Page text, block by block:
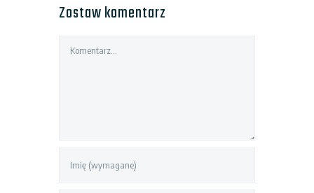
Zostaw komentarz
Comment